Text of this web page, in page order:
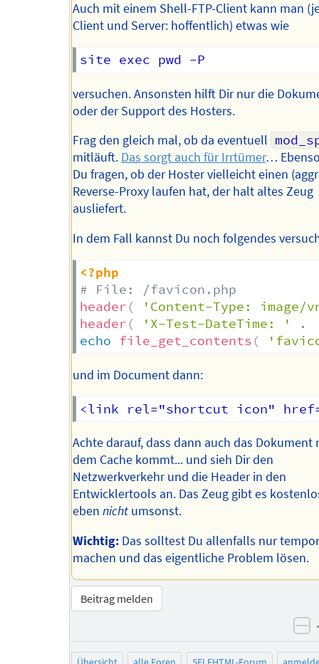
Auch mit einem Shell-FTP-Client kann man
Client und Server: hoffentlich) etwas wie
versuchen. Ansonsten hilft Dir nur die
oder der Support des Hosters.
Frag den gleich mal, ob da eventuell
mitläuft. Das sorgt auch für Irrtümer…
Du fragen, ob der Hoster vielleicht einen
Reverse-Proxy laufen hat, der halt altes Zeug
ausliefert.
In dem Fall kannst Du noch folgendes
<?php
# File: /favicon.php
header (
'Content-Type:
header ( 'X-Test-DateTime: '
.
echo file_get_contents (
und im Document dann:
Achte darauf, dass dann auch das Dokument
dem Cache kommt... und sieh Dir den
Netzwerkverkehr und die Header in den
Entwicklertools an. Das Zeug gibt es
ebennicht umsonst.
Wichtig: Das solltest Du allenfalls nur
machen und das eigentliche Problem lösen.
Beitrag melden